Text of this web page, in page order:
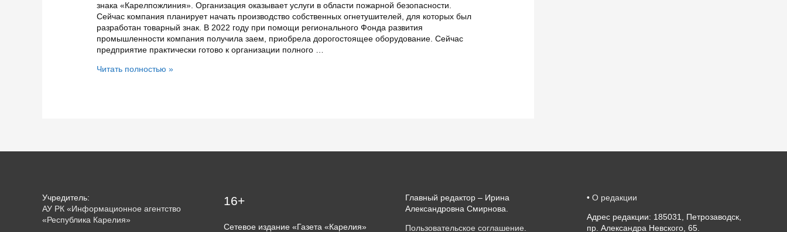
знака «Карелпожлиния». Организация оказывает услуги в области пожарной безопасности.
Сейчас компания планирует начать производство собственных огнетушителей, для которых был
разработан товарный знак. В 2022 году при помощи регионального Фонда развития
промышленности компания получила заем, приобрела дорогостоящее оборудование. Сейчас
предприятие практически готово к организации полного …
Карельская
Читать полностью »
Учредитель:
АУ РК «Информационное агентство
«Республика Карелия»
16+
Сетевое издание «Газета «Карелия»
Главный редактор – Ирина
Александровна Смирнова.
Пользовательское соглашение
• О редакции
Адрес редакции: 185031, Петрозаводск,
пр. Александра Невского, 65.